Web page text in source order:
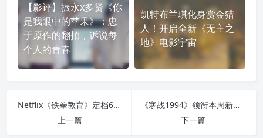
【影评】振永x多贤《你
是我眼中的苹果》：忠
于原作的翻拍，诉说每
个人的青春
凯特布兰琪化身赏金猎
人！开启全新《无主之
地》电影宇宙
Netflix《铁拳教育》定档6月5日：金武烈、李星民集结出击，这次要用铁腕重整失控校园
上一篇
《寒战1994》领衔本周新片：吴彦祖卷入权力风暴，《怪奇比莉》3D演唱会与《高订人生》同档吸睛
下一篇